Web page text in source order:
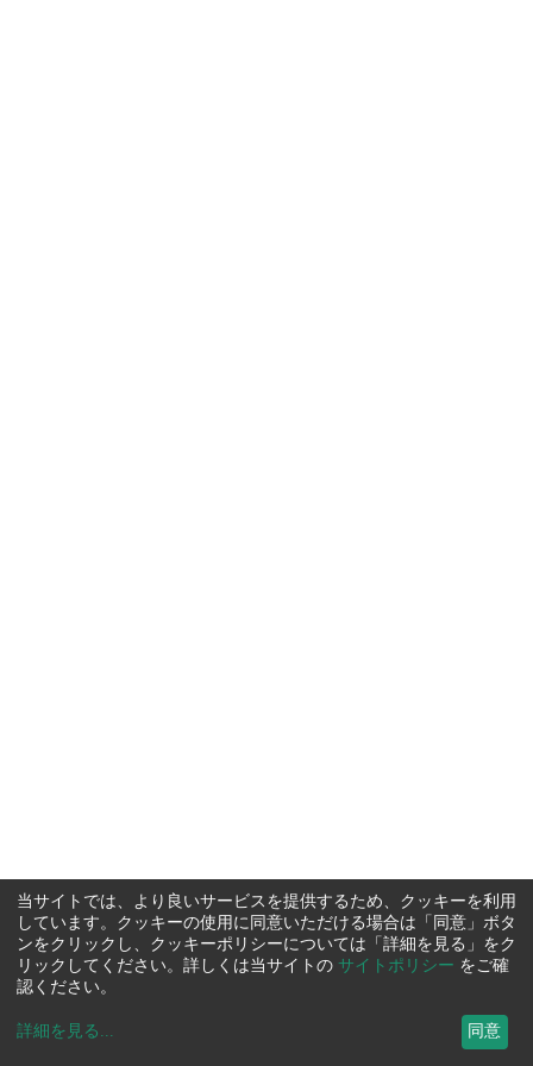
当サイトでは、より良いサービスを提供するため、クッキーを利用
しています。クッキーの使用に同意いただける場合は「同意」ボタ
ンをクリックし、クッキーポリシーについては「詳細を見る」をク
リックしてください。詳しくは当サイトの サイトポリシー をご確
認ください。
詳細を見る ... 同意